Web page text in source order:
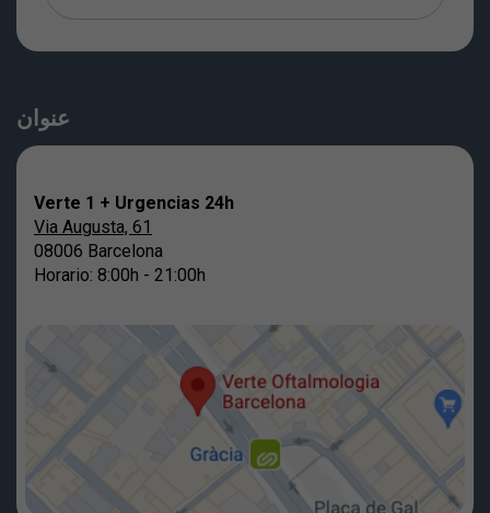
عنوان
Verte 1 + Urgencias 24h
Via Augusta, 61
08006 Barcelona
Horario: 8:00h - 21:00h